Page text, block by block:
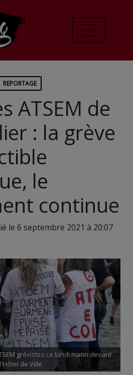
REPORTAGE
ATSEM de
: la grève
le
continue
le 6 septembre 2021 à 20:07
grévistes ce lundi matin devant
l'Hôtel de Ville